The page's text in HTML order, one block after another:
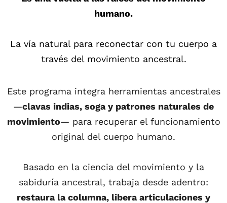
humano.
La vía natural para reconectar con tu cuerpo a
través del movimiento ancestral.
Este programa integra herramientas ancestrales
—clavas indias, soga y patrones naturales de
movimiento— para recuperar el funcionamiento
original del cuerpo humano.
Basado en la ciencia del movimiento y la
sabiduría ancestral, trabaja desde adentro:
restaura la columna, libera articulaciones y